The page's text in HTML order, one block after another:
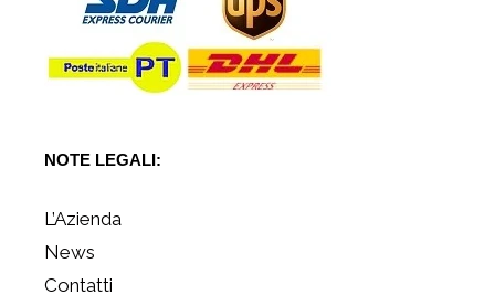
NOTE LEGALI:
L’Azienda
News
Contatti